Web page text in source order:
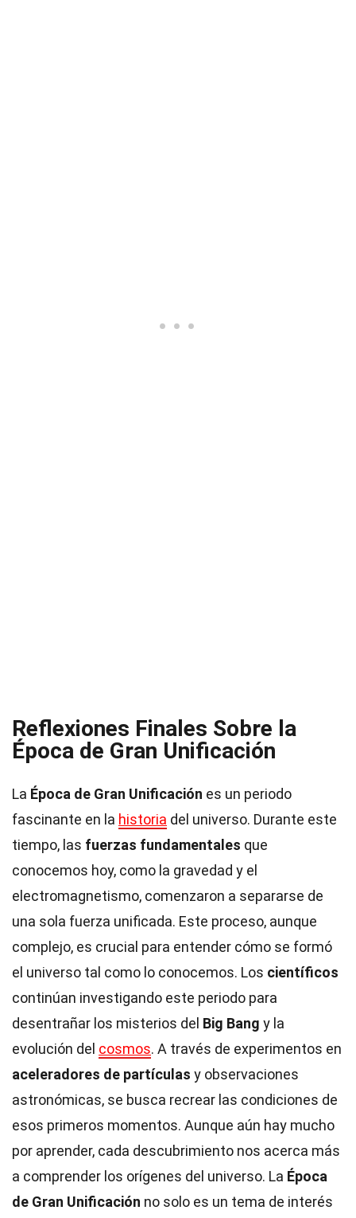
Reflexiones Finales Sobre la
Época de Gran Unificación
La Época de Gran Unificación es un periodo
fascinante en la historia del universo. Durante este
tiempo, las fuerzas fundamentales que
conocemos hoy, como la gravedad y el
electromagnetismo, comenzaron a separarse de
una sola fuerza unificada. Este proceso, aunque
complejo, es crucial para entender cómo se formó
el universo tal como lo conocemos. Los científicos
continúan investigando este periodo para
desentrañar los misterios del Big Bang y la
evolución del cosmos. A través de experimentos en
aceleradores de partículas y observaciones
astronómicas, se busca recrear las condiciones de
esos primeros momentos. Aunque aún hay mucho
por aprender, cada descubrimiento nos acerca más
a comprender los orígenes del universo. La Época
de Gran Unificación no solo es un tema de interés